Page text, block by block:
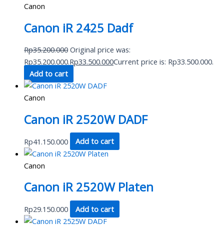
Canon
Canon iR 2425 Dadf
Rp35.200.000 Original price was:
Rp35.200.000.Rp33.500.000Current price is: Rp33.500.000.
Add to cart
Canon
Canon iR 2520W DADF
Rp41.150.000 Add to cart
Canon
Canon iR 2520W Platen
Rp29.150.000 Add to cart